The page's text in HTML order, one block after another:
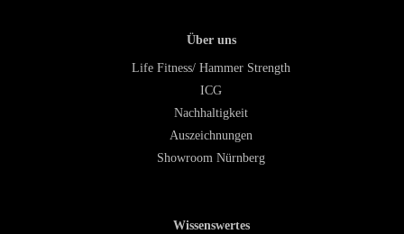
Über uns
Life Fitness/ Hammer Strength
ICG
Nachhaltigkeit
Auszeichnungen
Showroom Nürnberg
Wissenswertes